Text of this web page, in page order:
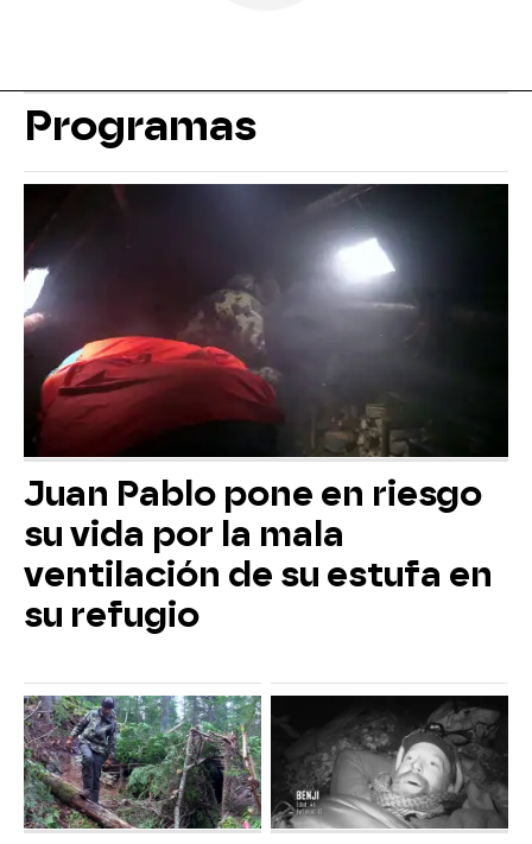
Programas
Juan Pablo pone en riesgo
su vida por la mala
ventilación de su estufa en
su refugio